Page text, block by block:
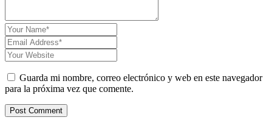
Guarda mi nombre, correo electrónico y web en este navegador
para la próxima vez que comente.
Post Comment